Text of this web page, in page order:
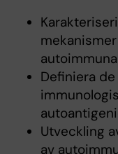
Definiera
Utveckling
av